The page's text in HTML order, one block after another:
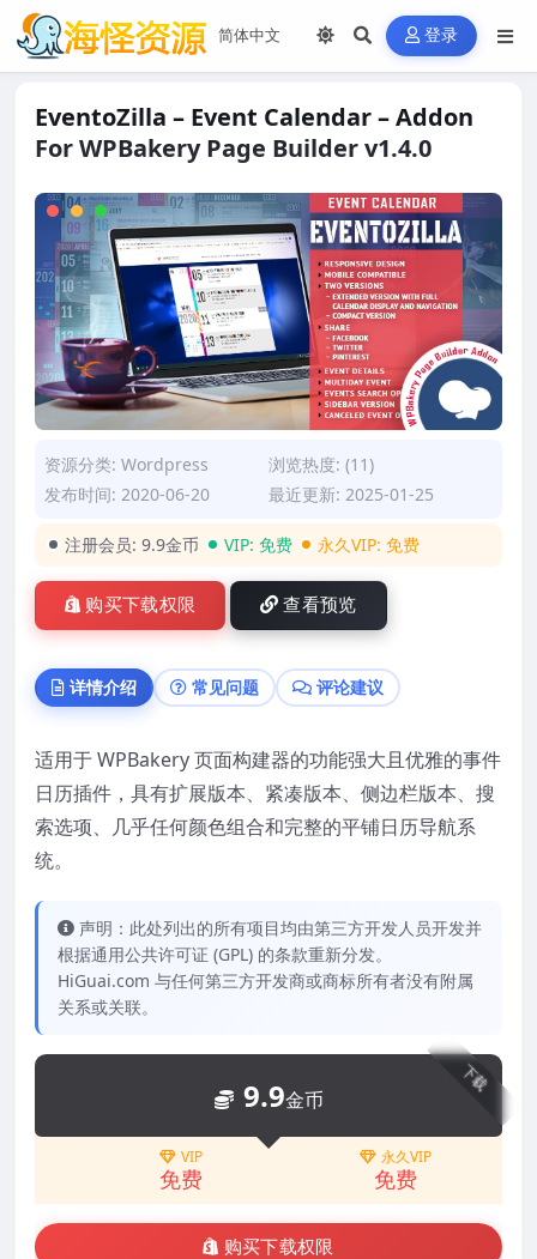
登录
EventoZilla – Event Calendar – Addon
For WPBakery Page Builder v1.4.0
资源分类: Wordpress
浏览热度: (11)
发布时间: 2020-06-20
最近更新: 2025-01-25
注册会员: 9.9金币 VIP: 免费 永久VIP: 免费
购买下载权限 查看预览
详情介绍 常见问题 评论建议
适用于 WPBakery 页面构建器的功能强大且优雅的事件
日历插件，具有扩展版本、紧凑版本、侧边栏版本、搜
索选项、几乎任何颜色组合和完整的平铺日历导航系
统。
声明：此处列出的所有项目均由第三方开发人员开发并
根据通用公共许可证 (GPL) 的条款重新分发。
HiGuai.com 与任何第三方开发商或商标所有者没有附属
关系或关联。
下载
9.9金币
VIP
免费
永久VIP
免费
购买下载权限